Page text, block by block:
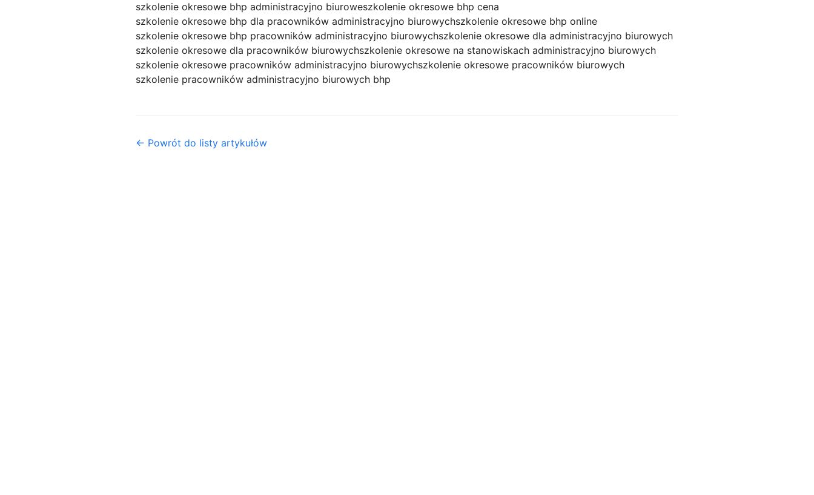
szkolenie okresowe bhp administracyjno biuroweszkolenie okresowe bhp cena
szkolenie okresowe bhp dla pracowników administracyjno biurowychszkolenie okresowe bhp online
szkolenie okresowe bhp pracowników administracyjno biurowychszkolenie okresowe dla administracyjno biurowych
szkolenie okresowe dla pracowników biurowychszkolenie okresowe na stanowiskach administracyjno biurowych
szkolenie okresowe pracowników administracyjno biurowychszkolenie okresowe pracowników biurowych
szkolenie pracowników administracyjno biurowych bhp
← Powrót do listy artykułów